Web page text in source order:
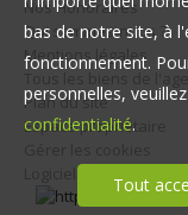
Nos Honoraires
Qui sommes-nous ?
Mentions légales
Tous les biens de
Plan du site
Espace propriétaire
Logiciel de transaction
bas de notre site, à
fonctionnement.
personnelles,
confidentialité.
Tout